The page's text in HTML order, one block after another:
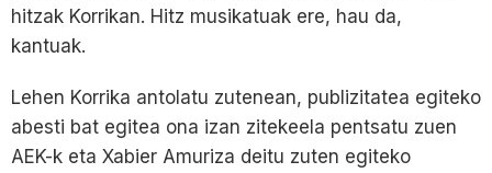
hitzak Korrikan. Hitz musikatuak ere, hau da,
kantuak.
Lehen Korrika antolatu zutenean, publizitatea egiteko
abesti bat egitea ona izan zitekeela pentsatu zuen
AEK-k eta Xabier Amuriza deitu zuten egiteko